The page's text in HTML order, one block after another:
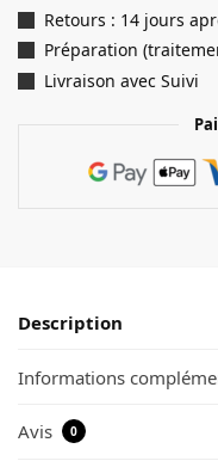
Retours : 14 jours
Préparation
Livraison avec Suivi
Description
Informations
Avis 0